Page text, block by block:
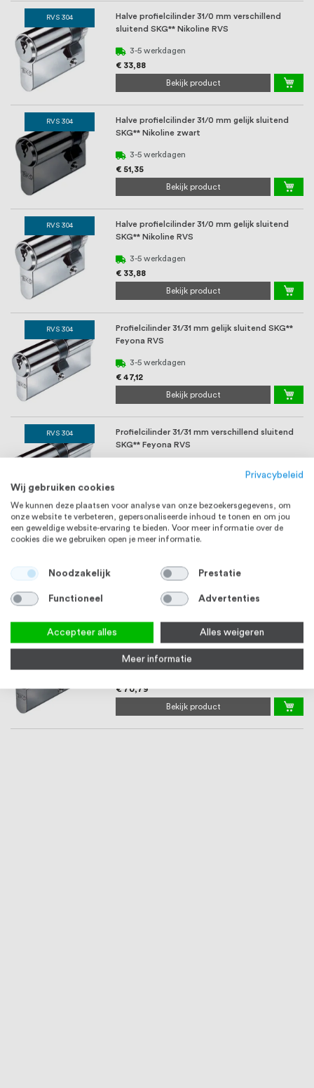
RVS 304
Halve profielcilinder 31/0 mm verschillend
sluitend SKG** Nikoline RVS
3-5 werkdagen
€ 33,88
Bekijk product
RVS 304
Halve profielcilinder 31/0 mm gelijk sluitend
SKG** Nikoline zwart
3-5 werkdagen
€ 51,35
Bekijk product
RVS 304
Halve profielcilinder 31/0 mm gelijk sluitend
SKG** Nikoline RVS
3-5 werkdagen
€ 33,88
Bekijk product
RVS 304
Profielcilinder 31/31 mm gelijk sluitend SKG**
Feyona RVS
3-5 werkdagen
€ 47,12
Bekijk product
RVS 304
Profielcilinder 31/31 mm verschillend sluitend
SKG** Feyona RVS
RVS 304
Profielcilinder 31/31 mm gelijk sluitend SKG**
3-5 werkdagen
Bekijk product
Profielcilinder 31/31 mm verschillend sluitend
€ 70,79
Bekijk product
Privacybeleid
Wij gebruiken cookies
We kunnen deze plaatsen voor analyse van onze bezoekersgegevens, om
onze website te verbeteren, gepersonaliseerde inhoud te tonen en om jou
een geweldige website-ervaring te bieden. Voor meer informatie over de
cookies die we gebruiken open je meer informatie.
Noodzakelijk Prestatie
Functioneel Advertenties
Accepteer alles Alles weigeren
Meer informatie